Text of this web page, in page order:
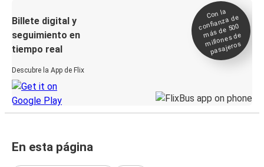
Billete digital y
seguimiento en
tiempo real
Descubre la App de Flix
Con la
confianza de
más de 500
millones de
pasajeros
En esta página